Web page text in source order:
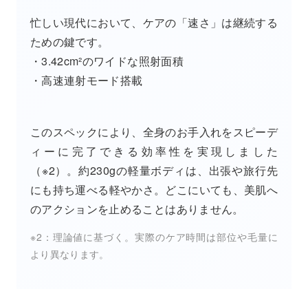
忙しい現代において、ケアの「速さ」は継続する
ための鍵です。
・3.42cm²のワイドな照射面積
・高速連射モード搭載
このスペックにより、全身のお手入れをスピーデ
ィーに完了できる効率性を実現しました
（※2）。約230gの軽量ボディは、出張や旅行先
にも持ち運べる軽やかさ。どこにいても、美肌へ
のアクションを止めることはありません。
※2：理論値に基づく。実際のケア時間は部位や毛量に
より異なります。